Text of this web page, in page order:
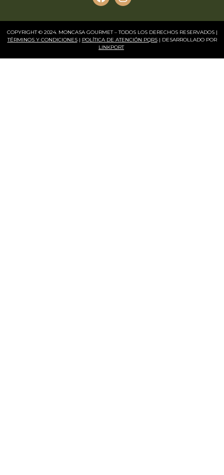
COPYRIGHT © 2024. MONCASA GOURMET – TODOS LOS DERECHOS RESERVADOS |
TÉRMINOS Y CONDICIONES| POLÍTICA DE ATENCIÓN PQRS| DESARROLLADO POR
LINKPORT